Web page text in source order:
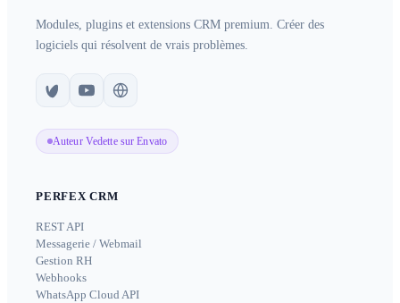
Modules, plugins et extensions CRM premium. Créer des
logiciels qui résolvent de vrais problèmes.
Auteur Vedette sur Envato
PERFEX CRM
REST API
Messagerie / Webmail
Gestion RH
Webhooks
WhatsApp Cloud API